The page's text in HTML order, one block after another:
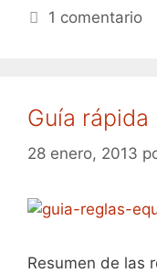
1 comentario
Guía
28 enero, 2013
Resumen de las